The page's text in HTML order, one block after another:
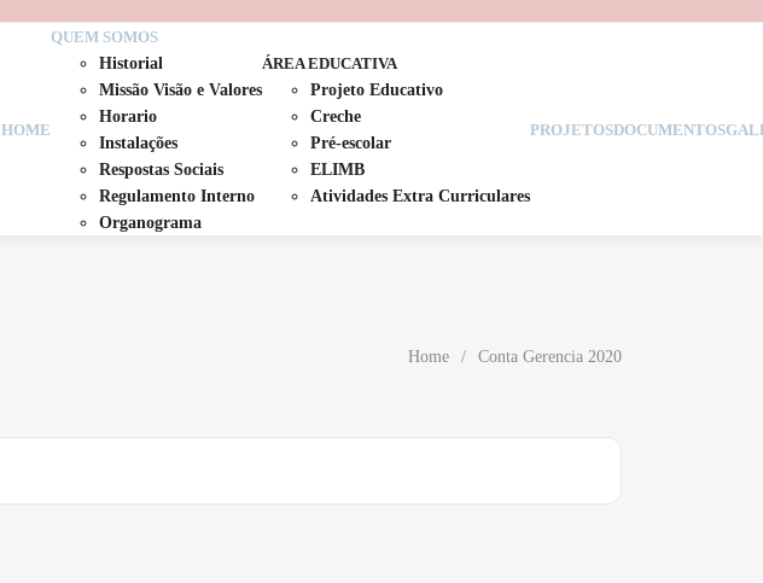
HOME
QUEM SOMOS
Historial
Missão Visão e Valores
Horario
Instalações
Respostas Sociais
Regulamento Interno
Organograma
ÁREA EDUCATIVA
Projeto Educativo
Creche
Pré-escolar
ELIMB
Atividades Extra Curriculares
PROJETOSDOCUMENTOS
Home / Conta Gerencia 2020